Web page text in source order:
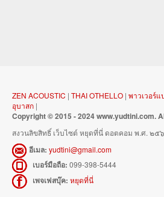
ZEN ACOUSTIC | THAI OTHELLO | พาวเวอร์แ
อุบาสก |
Copyright © 2015 - 2024 www.yudtini.com.
สงวนลิขสิทธิ์ เว็บไซต์ หยุดที่นี่ ดอตคอม พ.ศ. ๒๕
อีเมล: yudtini@gmail.com
เบอร์มือถือ: 099-398-5444
เพจเฟสบุ๊ค: หยุดที่นี่